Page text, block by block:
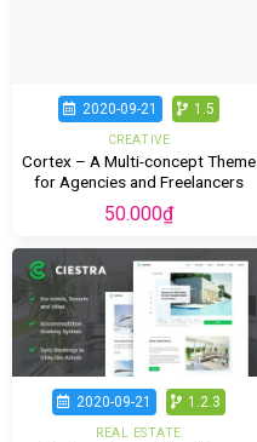
2020-09-21 1.5
CREATIVE
Cortex – A Multi-concept Theme
for Agencies and Freelancers
50.000₫
2020-09-21 1.2.3
REAL ESTATE